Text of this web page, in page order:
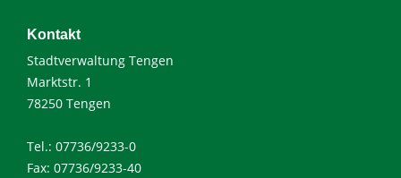
Kontakt
Stadtverwaltung Tengen
Marktstr. 1
78250 Tengen
Tel.: 07736/9233-0
Fax: 07736/9233-40